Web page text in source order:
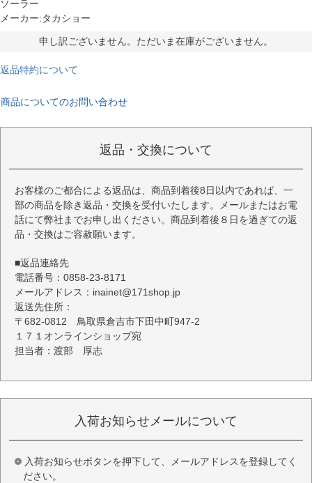
ソーラー
メーカー:タカショー
申し訳ございません。ただいま在庫がございません。
返品特約について
商品についてのお問い合わせ
返品・交換について
お客様のご都合による返品は、商品到着後8日以内であれば、一
部の商品を除き返品・交換を受付いたします。メールまたはお電
話にて弊社までお申し出ください。商品到着後８日を過ぎての返
品・交換はご容赦願います。
■返品連絡先
電話番号：0858-23-8171
メールアドレス：inainet@171shop.jp
返送先住所：
〒682-0812 鳥取県倉吉市下田中町947-2
１７１オンラインショップ宛
担当者：渡部 厚志
入荷お知らせメールについて
入荷お知らせボタンを押下して、メールアドレスを登録してく
ださい。